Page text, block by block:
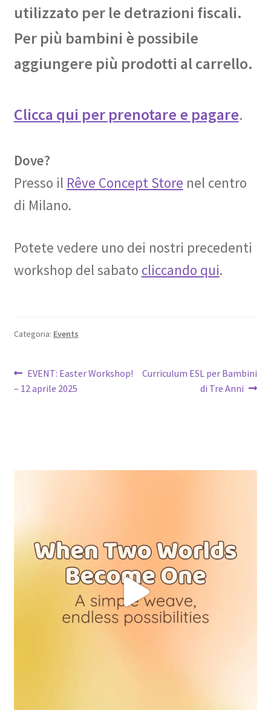
utilizzato per le detrazioni fiscali.
Per più bambini è possibile
aggiungere più prodotti al carrello.
Clicca qui per prenotare e pagare.
Dove?
Presso il Rêve Concept Store nel centro
di Milano.
Potete vedere uno dei nostri precedenti
workshop del sabato cliccando qui.
Categoria: Events
Navigazione
articoli
Articolo
precedente:
EVENT: Easter Workshop!
– 12 aprile 2025
Articolo
Curriculum ESL per Bambini
di Tre Anni